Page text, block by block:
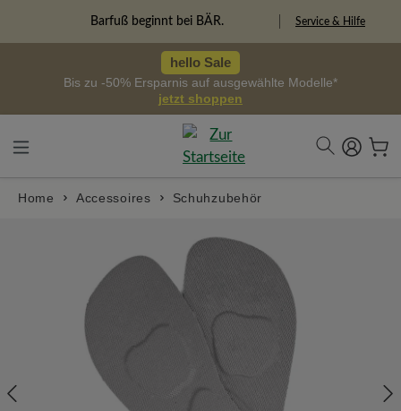
Barfuß beginnt bei BÄR. Service & Hilfe
hello Sale
Bis zu -50% Ersparnis auf ausgewählte Modelle*
jetzt shoppen
Home Accessoires Schuhzubehör